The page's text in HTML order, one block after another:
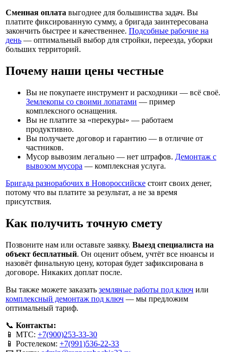
Сменная оплата выгоднее для большинства задач. Вы
платите фиксированную сумму, а бригада заинтересована
закончить быстрее и качественнее. Подсобные рабочие на
день — оптимальный выбор для стройки, переезда, уборки
больших территорий.
Почему наши цены честные
Вы не покупаете инструмент и расходники — всё своё.
Землекопы со своими лопатами — пример
комплексного оснащения.
Вы не платите за «перекуры» — работаем
продуктивно.
Вы получаете договор и гарантию — в отличие от
частников.
Мусор вывозим легально — нет штрафов. Демонтаж с
вывозом мусора — комплексная услуга.
Бригада разнорабочих в Новороссийске стоит своих денег,
потому что вы платите за результат, а не за время
присутствия.
Как получить точную смету
Позвоните нам или оставьте заявку. Выезд специалиста на
объект бесплатный. Он оценит объем, учтёт все нюансы и
назовёт финальную цену, которая будет зафиксирована в
договоре. Никаких доплат после.
Вы также можете заказать земляные работы под ключ или
комплексный демонтаж под ключ — мы предложим
оптимальный тариф.
📞 Контакты:
📱 МТС: +7(900)253-33-30
📱 Ростелеком: +7(991)536-22-33